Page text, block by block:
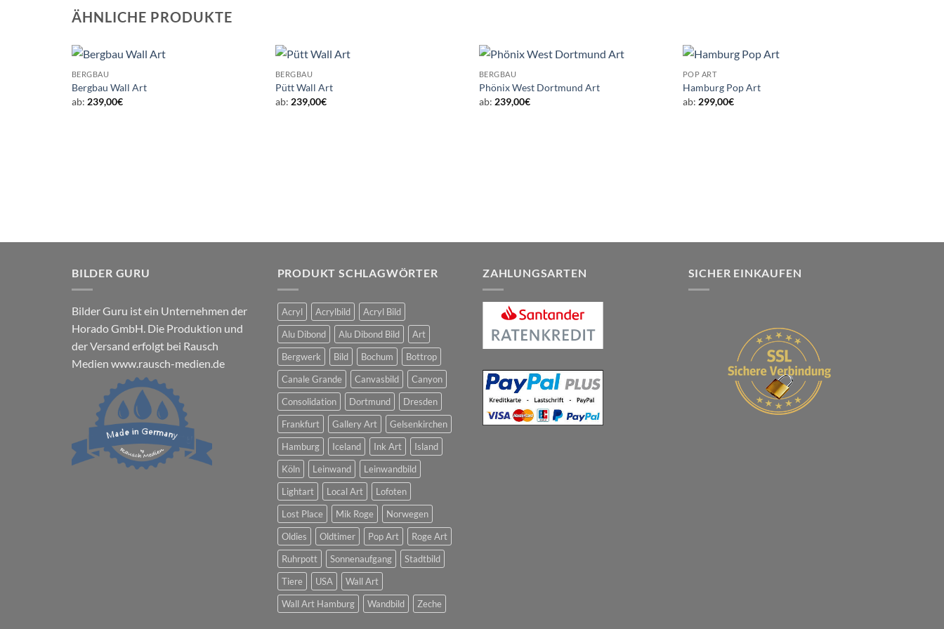
ÄHNLICHE PRODUKTE
BERGBAU
Bergbau Wall Art
ab: 239,00€
BERGBAU
Pütt Wall Art
ab: 239,00€
BERGBAU
Phönix West Dortmund Art
ab: 239,00€
POP ART
Hamburg Pop Art
ab: 299,00€
BILDER GURU
Bilder Guru ist ein Unternehmen der
Horado GmbH. Die Produktion und
der Versand erfolgt bei Rausch
Medien www.rausch-medien.de
PRODUKT SCHLAGWÖRTER
Acryl Acrylbild
Acryl Bild
Alu Dibond
Alu Dibond Bild
Art
Bergwerk
Bild Bochum
Bottrop
Canale Grande
Canvasbild
Canyon
Consolidation
Dortmund
Dresden
Frankfurt
Gallery Art
Gelsenkirchen
Hamburg
Iceland Ink Art
Island
Köln
Leinwand
Leinwandbild
Lightart
Local Art
Lofoten
Lost Place
Mik Roge
Norwegen
Oldies
Oldtimer Pop Art
Roge Art
Ruhrpott
Sonnenaufgang
Stadtbild
Tiere
USA
Wall Art
Wall Art Hamburg
Wandbild Zeche
ZAHLUNGSARTEN SICHER EINKAUFEN